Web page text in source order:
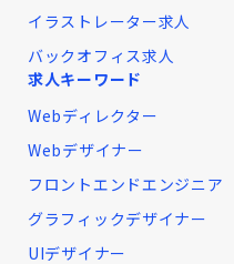
イラストレーター求人
バックオフィス求人
求人キーワード
Webディレクター
Webデザイナー
フロントエンドエンジニア
グラフィックデザイナー
UIデザイナー